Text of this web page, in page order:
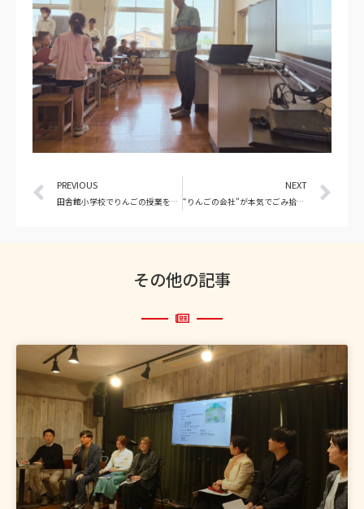
PREVIOUS
田舎館小学校でりんごの授業を行ないました。
NEXT
“りんごの会社”が本気でごみ拾いしてきました！スポGOMIで3位！
その他の記事